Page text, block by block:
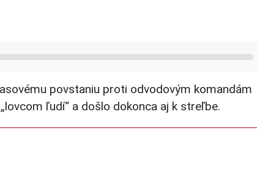
povstaniu proti odvodovým komandám
ľudí“ a došlo dokonca aj k streľbe.